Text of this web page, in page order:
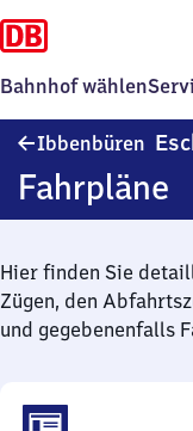
Bahnhof wählen
Ibbenbüren
Fahrpläne
Hier finden Sie
Zügen, den
und gegebenenfalls